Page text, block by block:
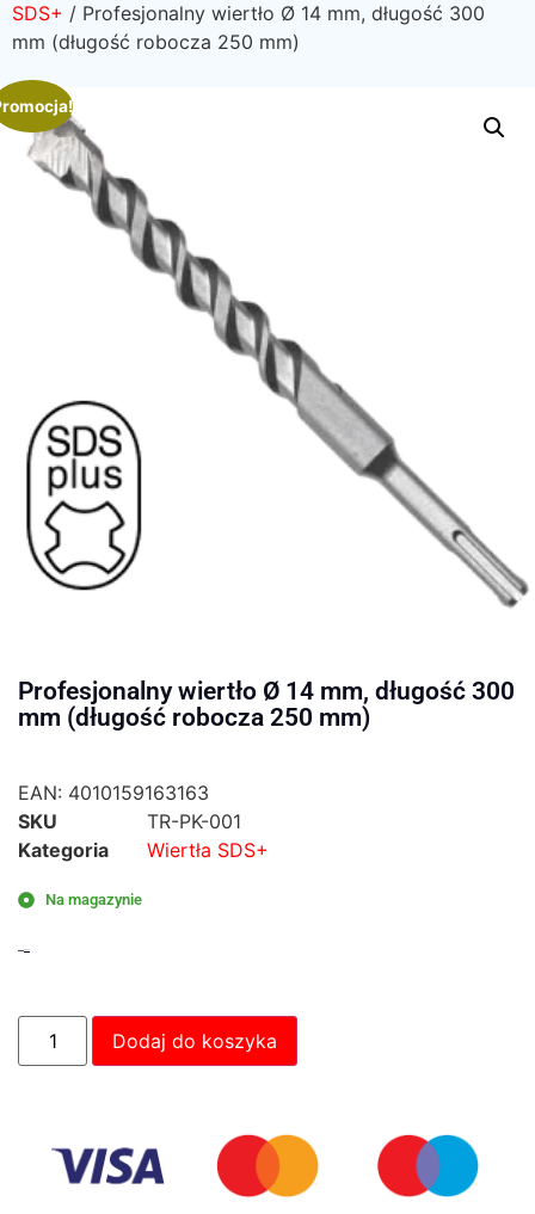
SDS+ / Profesjonalny wiertło Ø 14 mm, długość 300
mm (długość robocza 250 mm)
Profesjonalny wiertło Ø 14 mm, długość 300
mm (długość robocza 250 mm)
EAN: 4010159163163
SKU
TR-PK-001
Kategoria
Wiertła SDS+
Na magazynie
Dodaj do koszyka